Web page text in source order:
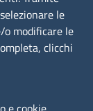
le
o modificare le
clicchi